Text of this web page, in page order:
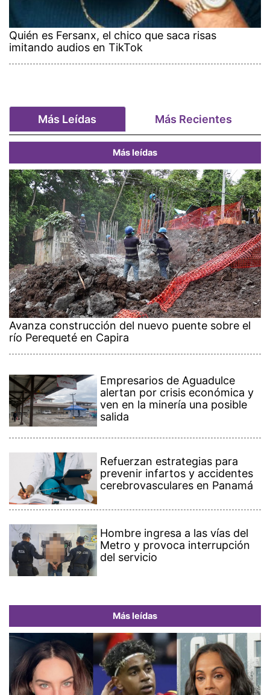
Quién es Fersanx, el chico que saca risas
imitando audios en TikTok
Más Leídas Más Recientes
Más leídas
Avanza construcción del nuevo puente sobre el
río Perequeté en Capira
Empresarios de Aguadulce
alertan por crisis económica y
ven en la minería una posible
salida
Refuerzan estrategias para
prevenir infartos y accidentes
cerebrovasculares en Panamá
Hombre ingresa a las vías del
Metro y provoca interrupción
del servicio
Más leídas